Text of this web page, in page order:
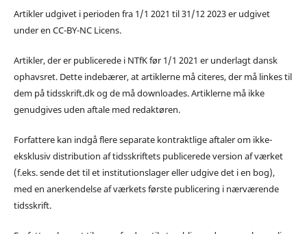
Artikler udgivet i perioden fra 1/1 2021 til 31/12 2023 er udgivet
under en CC-BY-NC Licens.
Artikler, der er publicerede i NTfK før 1/1 2021 er underlagt dansk
ophavsret. Dette indebærer, at artiklerne må citeres, der må linkes til
dem på tidsskrift.dk og de må downloades. Artiklerne må ikke
genudgives uden aftale med redaktøren.
Forfattere kan indgå flere separate kontraktlige aftaler om ikke-
eksklusiv distribution af tidsskriftets publicerede version af værket
(f.eks. sende det til et institutionslager eller udgive det i en bog),
med en anerkendelse af værkets første publicering i nærværende
tidsskrift.